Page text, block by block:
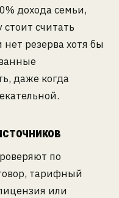
дохода семьи,
считать
резерва хотя бы
даже когда
по
тарифный
или